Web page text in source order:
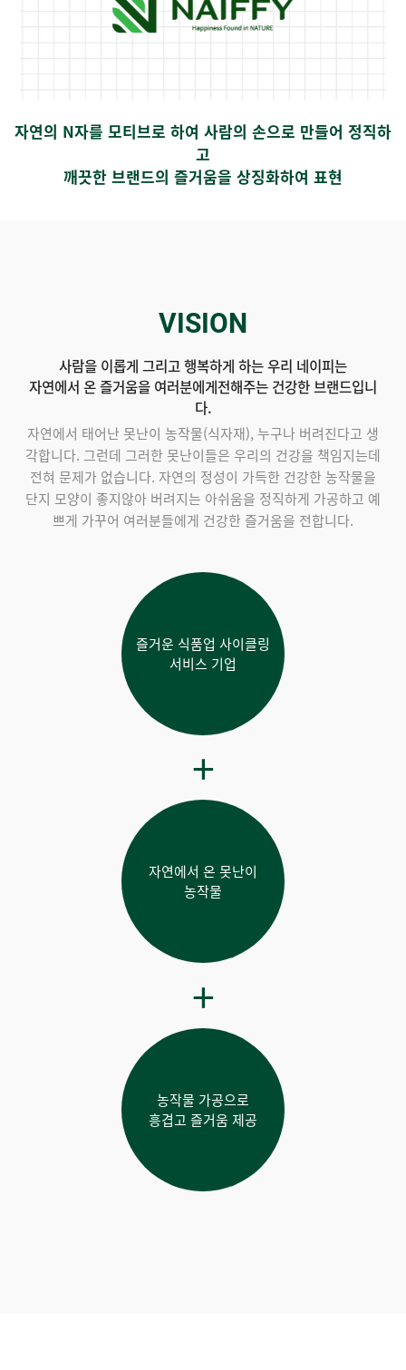
자연의 N자를 모티브로 하여 사람의 손으로 만들어 정직하
고
깨끗한 브랜드의 즐거움을 상징화하여 표현
VISION
사람을 이롭게 그리고 행복하게 하는 우리 네이피는
자연에서 온 즐거움을 여러분에게전해주는 건강한 브랜드입니
다.
자연에서 태어난 못난이 농작물(식자재), 누구나 버려진다고 생
각합니다. 그런데 그러한 못난이들은 우리의 건강을 책임지는데
전혀 문제가 없습니다. 자연의 정성이 가득한 건강한 농작물을
단지 모양이 좋지않아 버려지는 아쉬움을 정직하게 가공하고 예
쁘게 가꾸어 여러분들에게 건강한 즐거움을 전합니다.
즐거운 식품업 사이클링
서비스 기업
자연에서 온 못난이
농작물
농작물 가공으로
흥겹고 즐거움 제공